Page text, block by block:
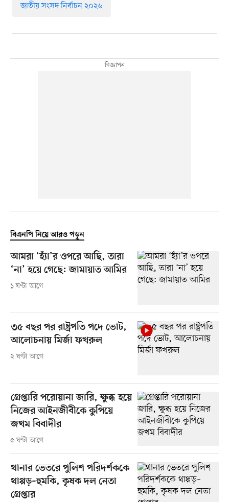
জাতীয় সংসদ নির্বাচন ২০২৬
বিএনপি নিয়ে আরও পড়ুন
আমরা ‘হ্যাঁ’র ওপরে আছি, তারা
‘না’ হয়ে গেছে: জামায়াত আমির
১ ঘণ্টা আগে
৩৫ বছর পর রাষ্ট্রপতি পদে ভোট,
আলোচনায় মির্জা ফখরুল
২ ঘণ্টা আগে
গ্রেপ্তারি পরোয়ানা জারি, ক্ষুব্ধ হয়ে
নিজের আইনজীবীকে কুপিয়ে
জখম বিবাদীর
৫ ঘণ্টা আগে
থানার ভেতরে পুলিশ পরিদর্শককে
থাপ্পড়–হুমকি, কৃষক দল নেতা
গ্রেপ্তার